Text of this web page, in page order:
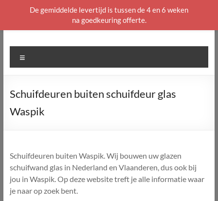
naar
Schuifdeuren buiten schuifdeur glas
Waspik
Schuifdeuren buiten Waspik. Wij bouwen uw glazen
schuifwand glas in Nederland en Vlaanderen, dus ook bij
jou in Waspik. Op deze website treft je alle informatie waar
je naar op zoek bent.
De gemiddelde levertijd is tussen de 4 en 6 weken
na goedkeuring offerte.